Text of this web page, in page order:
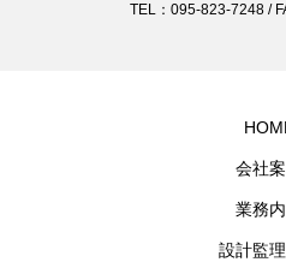
TEL：095-823-7248 /
会社
業務
設計監